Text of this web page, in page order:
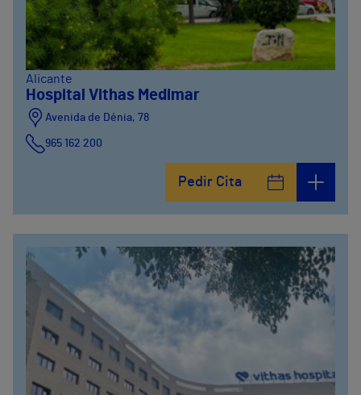
Alicante
Hospital Vithas Medimar
Avenida de Dénia, 78
965 162 200
Pedir Cita